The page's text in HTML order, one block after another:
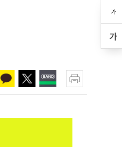
가
가